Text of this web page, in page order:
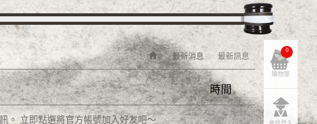
最新消息 最新訊息
時間
。 立即點選將官方帳號加入好友吧～ 2025/12/08
購物車
0